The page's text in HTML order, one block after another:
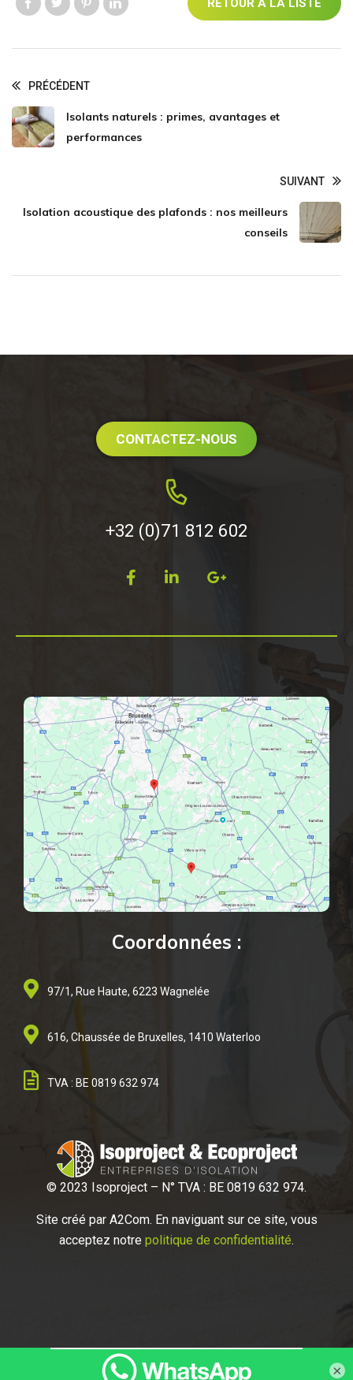
Like usLike usLike us
PRÉCÉDENT
Isolants naturels : primes, avantages et
performances
SUIVANT
Isolation acoustique des plafonds​ : nos meilleurs
conseils
CONTACTEZ-NOUS
+32 (0)71 812 602
© 2023 Isoproject – N° TVA : BE 0819 632 974.
Site créé par A2Com. En naviguant sur ce site, vous
acceptez notre politique de confidentialité.
Coordonnées :
97/1, Rue Haute, 6223 Wagnelée
616, Chaussée de Bruxelles, 1410 Waterloo
TVA : BE 0819 632 974
×